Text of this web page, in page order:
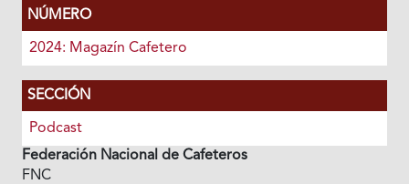
NÚMERO
2024: Magazín Cafetero
SECCIÓN
Podcast
Federación Nacional de Cafeteros
FNC